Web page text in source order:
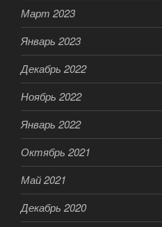
Март 2023
Январь 2023
Декабрь 2022
Ноябрь 2022
Январь 2022
Октябрь 2021
Май 2021
Декабрь 2020